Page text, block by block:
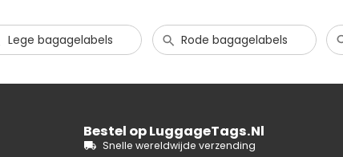
Lege bagagelabels Rode bagagelabels
Bestel op LuggageTags.Nl
Snelle wereldwijde verzending